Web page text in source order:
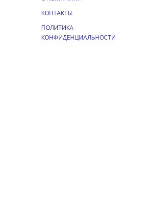
КОНТАКТЫ
ПОЛИТИКА
КОНФИДЕНЦИАЛЬНОСТИ